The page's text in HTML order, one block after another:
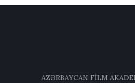
AZƏRBAYCAN FİLM